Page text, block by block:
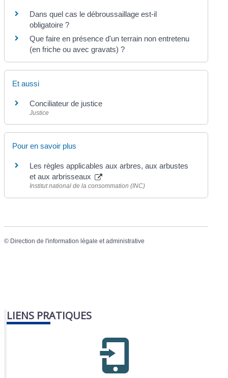
Dans quel cas le débroussaillage est-il
obligatoire ?
Que faire en présence d'un terrain non entretenu
(en friche ou avec gravats) ?
Et aussi
Conciliateur de justice
Justice
Pour en savoir plus
Les règles applicables aux arbres, aux arbustes
et aux arbrisseaux
Institut national de la consommation (INC)
© Direction de l'information légale et administrative
LIENS PRATIQUES